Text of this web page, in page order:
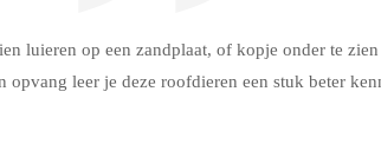
luieren op een zandplaat, of kopje onder te
opvang leer je deze roofdieren een stuk beter